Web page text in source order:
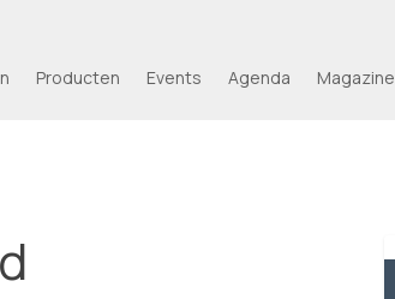
Producten Events Agenda Magazine